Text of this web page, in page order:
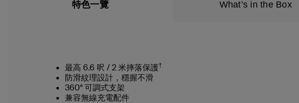
特色一覽 What’s in the Box
最高 6.6 呎 / 2 米摔落保護†
防滑紋理設計，穩握不滑
360° 可調式支架
兼容無線充電配件